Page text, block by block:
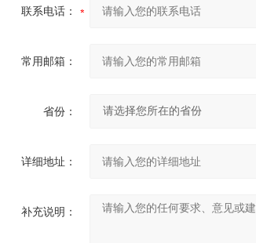
联系电话：
常用邮箱：
省份：
详细地址：
补充说明：